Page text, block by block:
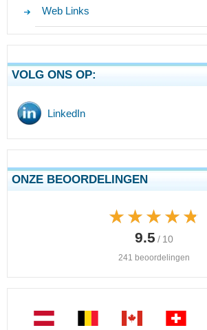
Web Links
VOLG ONS OP:
LinkedIn
ONZE BEOORDELINGEN
★★★★★
★★★★★
9.5 / 10
241 beoordelingen